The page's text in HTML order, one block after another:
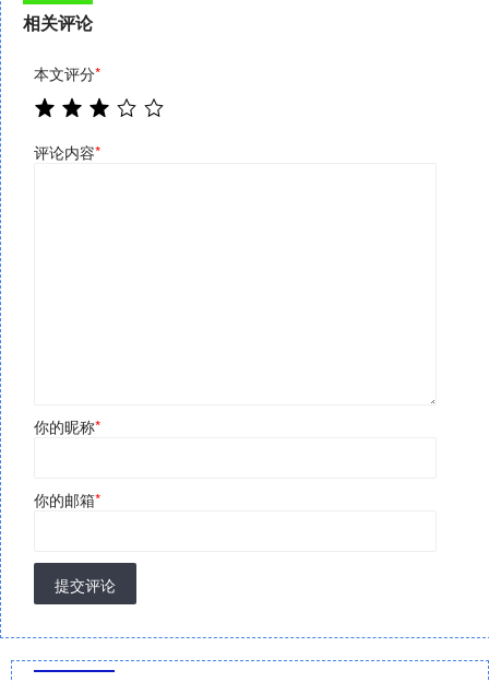
相关评论
本文评分*
评论内容*
你的昵称*
你的邮箱*
提交评论